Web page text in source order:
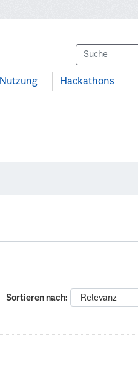
Nutzung Hackathons
Sortieren nach